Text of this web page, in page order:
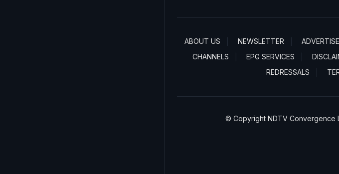
ABOUT US NEWSLETTER ADVERTISE
CHANNELS
EPG SERVICES
REDRESSALS
© Copyright NDTV Convergence